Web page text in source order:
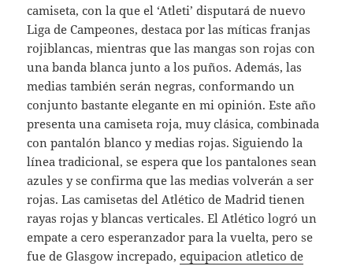
camiseta, con la que el ‘Atleti’ disputará de nuevo
Liga de Campeones, destaca por las míticas franjas
rojiblancas, mientras que las mangas son rojas con
una banda blanca junto a los puños. Además, las
medias también serán negras, conformando un
conjunto bastante elegante en mi opinión. Este año
presenta una camiseta roja, muy clásica, combinada
con pantalón blanco y medias rojas. Siguiendo la
línea tradicional, se espera que los pantalones sean
azules y se confirma que las medias volverán a ser
rojas. Las camisetas del Atlético de Madrid tienen
rayas rojas y blancas verticales. El Atlético logró un
empate a cero esperanzador para la vuelta, pero se
fue de Glasgow increpado,equipacion atletico de